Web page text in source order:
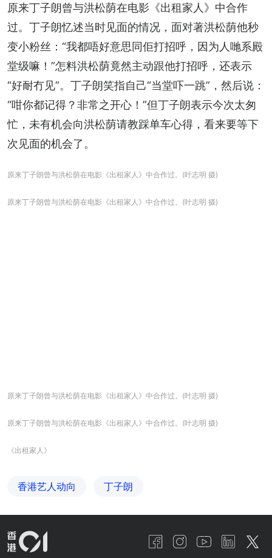
原来丁子朗曾与洪松荫在电影《出租家人》中合作
过。丁子朗忆述当时见面的情况，面对著洪松荫他秒
变小粉丝：“我都唔好意思同佢打招呼，因为人哋系殿
堂级嘛！”怎料洪松荫竟然主动跟他打招呼，还表示
“好耐冇见”。丁子朗笑指自己“当堂吓一跳”，然后说：
“咁你都记得？非常之开心！”但丁子朗表示今次太匆
忙，未有机会向洪松荫请教踩单车心得，看来要等下
次见面的机会了。
原来丁子朗曾与洪松荫在电影《出租家人》中合作过。(叶志明 摄)
原来丁子朗曾与洪松荫在电影《出租家人》中合作过。(叶志明 摄)
原来丁子朗曾与洪松荫在电影《出租家人》中合作过。(叶志明 摄)
原来丁子朗曾与洪松荫在电影《出租家人》中合作过。(叶志明 摄)
《出租家人》
香港艺人动向 丁子朗